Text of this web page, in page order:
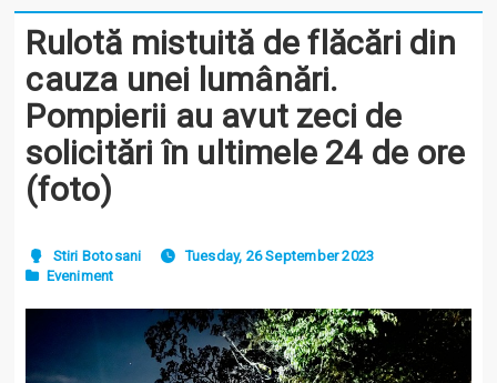
Rulotă mistuită de flăcări din
cauza unei lumânări.
Pompierii au avut zeci de
solicitări în ultimele 24 de ore
(foto)
Stiri Botosani
Tuesday, 26 September 2023
Eveniment